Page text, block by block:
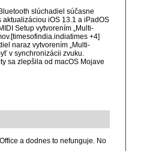
slúchadiel súčasne
iOS 13.1 a iPadOS
Setup vytvorením „Multi-
+4]
naraz vytvorením „Multi-
v synchronizácii zvuku.
sa zlepšila od macOS Mojave
a dodnes to nefunguje. No